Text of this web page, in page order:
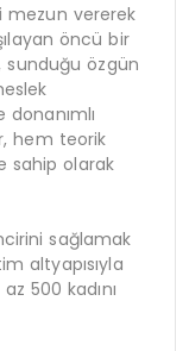
mezun vererek
öncü bir
sunduğu özgün
donanımlı
hem teorik
sahip olarak
sağlamak
altyapısıyla
500 kadını